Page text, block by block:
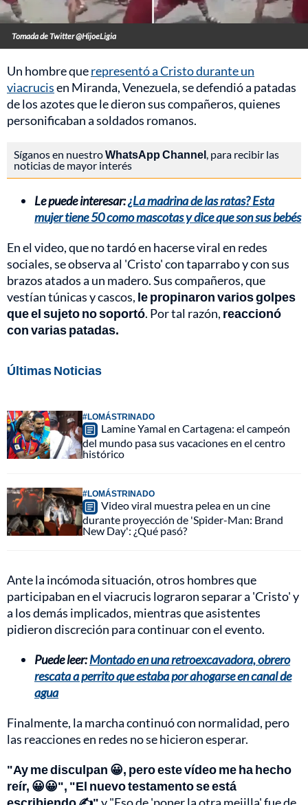
Tomada de Twitter @HijoeLigia
Un hombre querepresentó a Cristo durante un
viacrucisen Miranda, Venezuela, se defendió a patadas
de los azotes que le dieron sus compañeros, quienes
personificaban a soldados romanos.
Síganos en nuestroWhatsApp Channel, para recibir las
noticias de mayor interés
Le puede interesar:¿La madrina de las ratas? Esta
mujer tiene 50 como mascotas y dice que son sus bebés
En el video, que no tardó en hacerse viral en redes
sociales, se observa al 'Cristo' con taparrabo y con sus
brazos atados a un madero. Sus compañeros, que
vestían túnicas y cascos, le propinaron varios golpes
que el sujeto no soportó. Por tal razón, reaccionó
con varias patadas.
Últimas Noticias
#LOMÁSTRINADO
Lamine Yamal en Cartagena: el campeón
del mundo pasa sus vacaciones en el centro
histórico
#LOMÁSTRINADO
Video viral muestra pelea en un cine
durante proyección de 'Spider-Man: Brand
New Day': ¿Qué pasó?
Ante la incómoda situación, otros hombres que
participaban en el viacrucis lograron separar a 'Cristo' y
a los demás implicados, mientras que asistentes
pidieron discreción para continuar con el evento.
Puede leer:Montado en una retroexcavadora, obrero
rescata a perrito que estaba por ahogarse en canal de
agua
Finalmente, la marcha continuó con normalidad, pero
las reacciones en redes no se hicieron esperar.
"Ay me disculpan 😀, pero este vídeo me ha hecho
reír, 😀😀", "El nuevo testamento se está